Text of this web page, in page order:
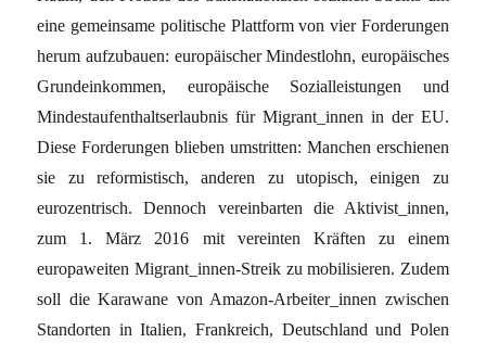
eine gemeinsame politische Plattform von vier Forderungen
herum aufzubauen: europäischer Mindestlohn, europäisches
Grundeinkommen, europäische Sozialleistungen und
Mindestaufenthaltserlaubnis für Migrant_innen in der EU.
Diese Forderungen blieben umstritten: Manchen erschienen
sie zu reformistisch, anderen zu utopisch, einigen zu
eurozentrisch. Dennoch vereinbarten die Aktivist_innen,
zum 1. März 2016 mit vereinten Kräften zu einem
europaweiten Migrant_innen-Streik zu mobilisieren. Zudem
soll die Karawane von Amazon-Arbeiter_innen zwischen
Standorten in Italien, Frankreich, Deutschland und Polen